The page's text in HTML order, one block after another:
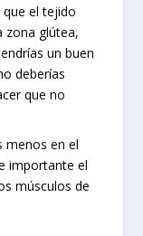
el tejido
zona glútea,
un buen
deberías
que no
menos en el
importante el
músculos de